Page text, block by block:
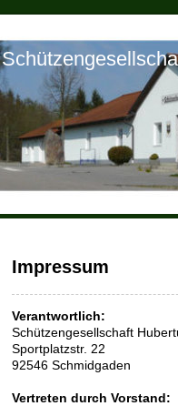
Impressum
Verantwortlich:
Schützengesellschaft
Sportplatzstr. 22
92546 Schmidgaden
Vertreten durch Vorstand: